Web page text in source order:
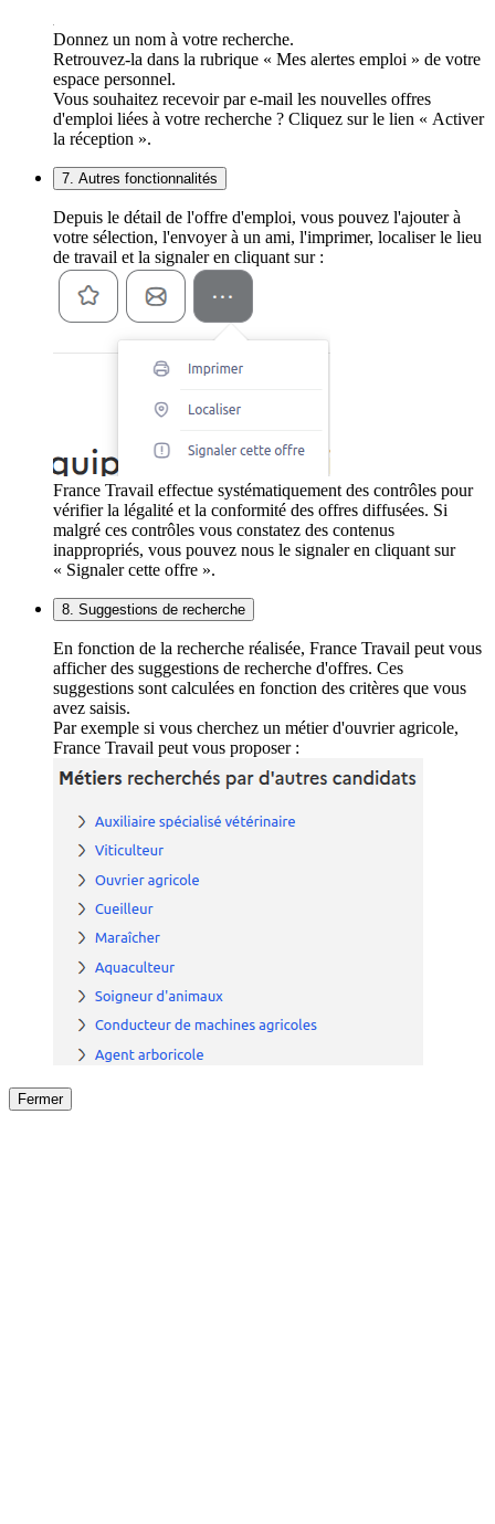
Donnez un nom à votre recherche.
Retrouvez-la dans la rubrique « Mes alertes emploi » de votre
espace personnel.
Vous souhaitez recevoir par e-mail les nouvelles offres
d'emploi liées à votre recherche ? Cliquez sur le lien « Activer
la réception ».
7. Autres fonctionnalités
Depuis le détail de l'offre d'emploi, vous pouvez l'ajouter à
votre sélection, l'envoyer à un ami, l'imprimer, localiser le lieu
de travail et la signaler en cliquant sur :
France Travail effectue systématiquement des contrôles pour
vérifier la légalité et la conformité des offres diffusées. Si
malgré ces contrôles vous constatez des contenus
inappropriés, vous pouvez nous le signaler en cliquant sur
« Signaler cette offre ».
8. Suggestions de recherche
En fonction de la recherche réalisée, France Travail peut vous
afficher des suggestions de recherche d'offres. Ces
suggestions sont calculées en fonction des critères que vous
avez saisis.
Par exemple si vous cherchez un métier d'ouvrier agricole,
France Travail peut vous proposer :
Fermer